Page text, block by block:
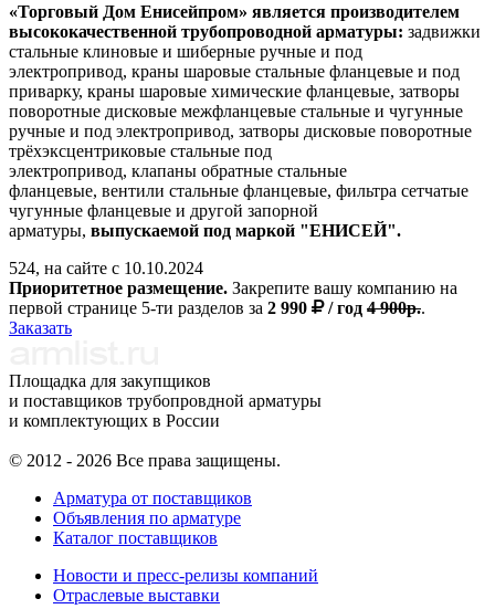
«Торговый Дом Енисейпром» является производителем
высококачественной трубопроводной арматуры: задвижки
стальные клиновые и шиберные ручные и под
электропривод, краны шаровые стальные фланцевые и под
приварку, краны шаровые химические фланцевые, затворы
поворотные дисковые межфланцевые стальные и чугунные
ручные и под электропривод, затворы дисковые поворотные
трёхэксцентриковые стальные под
электропривод, клапаны обратные стальные
фланцевые, вентили стальные фланцевые, фильтра сетчатые
чугунные фланцевые и другой запорной
арматуры, выпускаемой под маркой "ЕНИСЕЙ".
524, на сайте с 10.10.2024
Приоритетное размещение. Закрепите вашу компанию на
первой странице 5-ти разделов за 2 990 / год 4 900р..
Заказать
Площадка для закупщиков
и поставщиков трубопровдной арматуры
и комплектующих в России
© 2012 - 2026 Все права защищены.
Арматура от поставщиков
Объявления по арматуре
Каталог поставщиков
Новости и пресс-релизы компаний
Отраслевые выставки